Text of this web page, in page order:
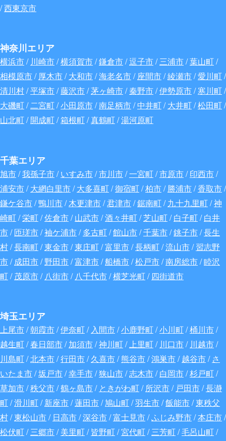
/西東京市
神奈川エリア
横浜市/ 川崎市/横須賀市/鎌倉市/逗子市/三浦市/葉山町/
相模原市/厚木市/大和市/海老名市/座間市/綾瀬市/愛川町/
清川村/平塚市/藤沢市/茅ヶ崎市/秦野市/伊勢原市/寒川町/
大磯町/二宮町/小田原市/南足柄市/中井町/大井町/松田町/
山北町/開成町/箱根町/真鶴町/湯河原町
千葉エリア
旭市/我孫子市/いすみ市/市川市/一宮町/市原市/印西市/
浦安市/大網白里市/大多喜町/御宿町/柏市/勝浦市/香取市/
鎌ケ谷市/鴨川市/木更津市/君津市/鋸南町/九十九里町/神
崎町/栄町/佐倉市/山武市/酒々井町/芝山町/白子町/白井
市/匝瑳市/袖ケ浦市/多古町/館山市/千葉市/銚子市/長生
村/長南町/東金市/東庄町/富里市/長柄町/流山市/習志野
市/ 成田市/野田市/富津市/船橋市/松戸市/南房総市/睦沢
町/茂原市/ 八街市/ 八千代市/横芝光町/ 四街道市
埼玉エリア
上尾市/朝霞市/伊奈町/ 入間市/小鹿野町/小川町/桶川市/
越生町/春日部市/加須市/神川町/上里町/ 川口市/ 川越市/
川島町/北本市/行田市/久喜市/熊谷市/鴻巣市/越谷市/ さ
いたま市/坂戸市/幸手市/狭山市/志木市/白岡市/杉戸町/
草加市/秩父市/鶴ヶ島市/ ときがわ町/所沢市/ 戸田市/長瀞
町/滑川町/新座市/蓮田市/鳩山町/羽生市/飯能市/東秩父
村/東松山市/ 日高市/深谷市/富士見市/ふじみ野市/本庄市/
松伏町/三郷市/美里町/皆野町/宮代町/三芳町/毛呂山町/